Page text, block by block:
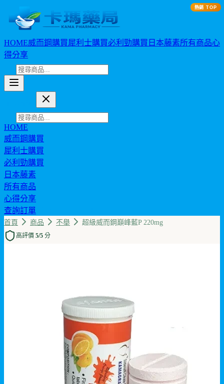
HOME威而鋼購買犀利士購買必利勁購買 日本藤素所有商品心
得分享
HOME
威而鋼購買
犀利士購買
必利勁購買
日本藤素
所有商品
心得分享
查詢訂單
首頁 商品 不舉 超級威而鋼巔峰藍P 220mg
高評價 5/5 分
熱銷 TOP